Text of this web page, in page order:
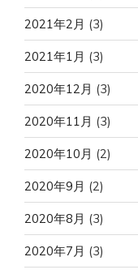
2021年2月 (3)
2021年1月 (3)
2020年12月 (3)
2020年11月 (3)
2020年10月 (2)
2020年9月 (2)
2020年8月 (3)
2020年7月 (3)